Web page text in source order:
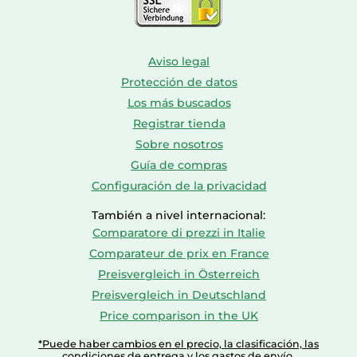
Aviso legal
Protección de datos
Los más buscados
Registrar tienda
Sobre nosotros
Guía de compras
Configuración de la privacidad
También a nivel internacional:
Comparatore di prezzi in Italie
Comparateur de prix en France
Preisvergleich in Österreich
Preisvergleich in Deutschland
Price comparison in the UK
*Puede haber cambios en el precio, la clasificación, las